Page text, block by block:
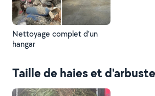
Nettoyage complet d’un
hangar
Taille de haies et